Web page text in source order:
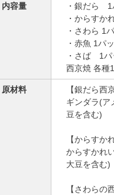
内容量
・銀だら 1
・からす
・さわら 1
・赤魚 1パ
・さば 1パ
西京焼 各
原材料
【銀だら西
ギンダラ(ア
豆を含む)
【からすか
からすかれ
大豆を含む)
【さわらの